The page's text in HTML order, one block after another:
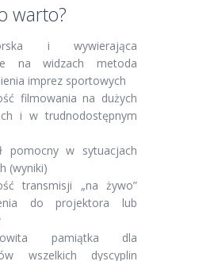
warto?
i wywierająca
na widzach metoda
imprez sportowych
filmowania na dużych
i w trudnodostępnym
pomocny w sytuacjach
(wyniki)
transmisji „na żywo”
do projektora lub
pamiątka dla
wszelkich dyscyplin